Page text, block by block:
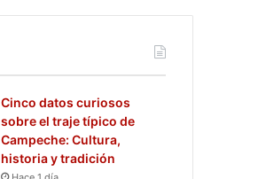
Cinco datos curiosos
sobre el traje típico de
Campeche: Cultura,
historia y tradición